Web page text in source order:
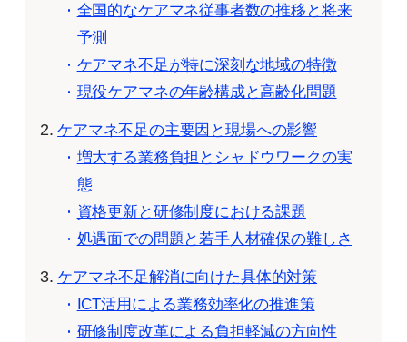
全国的なケアマネ従事者数の推移と将来
予測
ケアマネ不足が特に深刻な地域の特徴
現役ケアマネの年齢構成と高齢化問題
ケアマネ不足の主要因と現場への影響
増大する業務負担とシャドウワークの実
態
資格更新と研修制度における課題
処遇面での問題と若手人材確保の難しさ
ケアマネ不足解消に向けた具体的対策
ICT活用による業務効率化の推進策
研修制度改革による負担軽減の方向性